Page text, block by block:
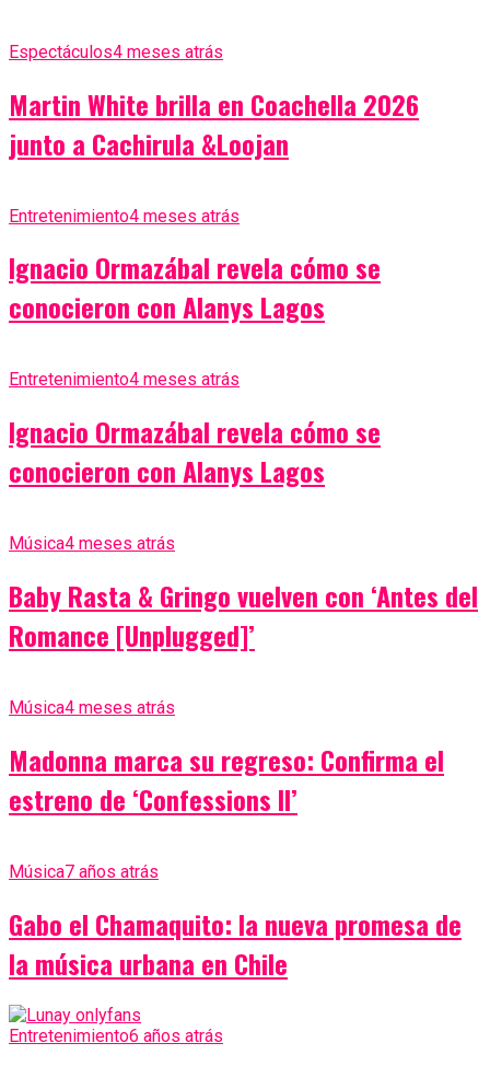
Espectáculos4 meses atrás
Martin White brilla en Coachella 2026
junto a Cachirula &Loojan
Entretenimiento4 meses atrás
Ignacio Ormazábal revela cómo se
conocieron con Alanys Lagos
Entretenimiento4 meses atrás
Ignacio Ormazábal revela cómo se
conocieron con Alanys Lagos
Música4 meses atrás
Baby Rasta & Gringo vuelven con ‘Antes del
Romance [Unplugged]’
Música4 meses atrás
Madonna marca su regreso: Confirma el
estreno de ‘Confessions II’
Música7 años atrás
Gabo el Chamaquito: la nueva promesa de
la música urbana en Chile
Entretenimiento6 años atrás